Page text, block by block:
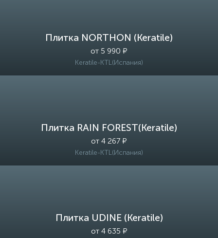
Плитка NORTHON (Keratile)
от 5 990 ₽
Keratile-KTL(Испания)
Плитка RAIN FOREST(Keratile)
от 4 267 ₽
Keratile-KTL(Испания)
Плитка UDINE (Keratile)
от 4 635 ₽